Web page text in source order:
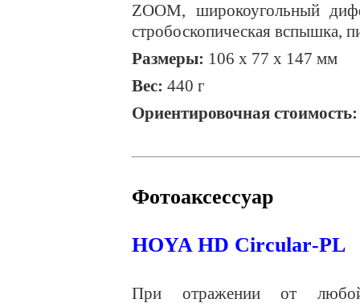
ZOOM, широкоугольный
стробоскопическая вспышка,
Размеры: 106 х 77 х 147 мм
Вес: 440 г
Ориентировочная
Фотоаксессуар
HOYA HD Circular-PL
При отражении от